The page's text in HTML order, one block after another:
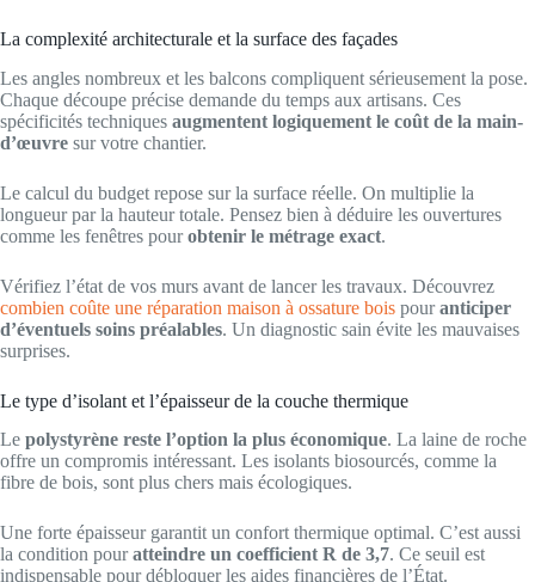
La complexité architecturale et la surface des façades
Les angles nombreux et les balcons compliquent sérieusement la pose.
Chaque découpe précise demande du temps aux artisans. Ces
spécificités techniques augmentent logiquement le coût de la main-
d’œuvre sur votre chantier.
Le calcul du budget repose sur la surface réelle. On multiplie la
longueur par la hauteur totale. Pensez bien à déduire les ouvertures
comme les fenêtres pourobtenir le métrage exact.
Vérifiez l’état de vos murs avant de lancer les travaux. Découvrez
combien coûte une réparation maison à ossature bois pouranticiper
d’éventuels soins préalables. Un diagnostic sain évite les mauvaises
surprises.
Le type d’isolant et l’épaisseur de la couche thermique
Le polystyrène reste l’option la plus économique. La laine de roche
offre un compromis intéressant. Les isolants biosourcés, comme la
fibre de bois, sont plus chers mais écologiques.
Une forte épaisseur garantit un confort thermique optimal. C’est aussi
la condition pouratteindre un coefficient R de 3,7. Ce seuil est
indispensable pour débloquer les aides financières de l’État.